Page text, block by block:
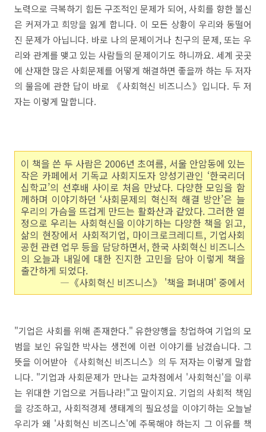
노력으로 극복하기 힘든 구조적인 문제가 되어, 사회를 향한 불신
은 커져가고 희망을 잃게 합니다. 이 모든 상황이 우리와 동떨어
진 문제가 아닙니다. 바로 나의 문제이거나 친구의 문제, 또는 우
리와 관계를 맺고 있는 사람들의 문제이기도 하니까요. 세계 곳곳
에 산재한 많은 사회문제를 어떻게 해결하면 좋을까 하는 두 저자
의 물음에 관한 답이 바로 《사회혁신 비즈니스》입니다. 두 저
자는 이렇게 말합니다.
이 책을 쓴 두 사람은 2006년 초여름, 서울 안암동에 있는
작은 카페에서 기독교 사회지도자 양성기관인 ‘한국리더
십학교’의 선후배 사이로 처음 만났다. 다양한 모임을 함
께하며 이야기하던 ‘사회문제의 혁신적 해결 방안’은 늘
우리의 가슴을 뜨겁게 만드는 활화산과 같았다. 그러한 열
정으로 우리는 사회혁신을 이야기하는 다양한 책을 읽고,
삶의 현장에서 사회적기업, 마이크로크레디트, 기업사회
공헌 관련 업무 등을 담당하면서, 한국 사회혁신 비즈니스
의 오늘과 내일에 대한 진지한 고민을 담아 이렇게 책을
출간하게 되었다.
―《사회혁신 비즈니스》 '책을 펴내며' 중에서
"기업은 사회를 위해 존재한다." 유한양행을 창업하여 기업의 모
범을 보인 유일한 박사는 생전에 이런 이야기를 남겼습니다. 그
뜻을 이어받아 《사회혁신 비즈니스》의 두 저자는 이렇게 말합
니다. "기업과 사회문제가 만나는 교차점에서 '사회혁신'을 이루
는 위대한 기업으로 거듭나라!"고 말이지요. 기업의 사회적 책임
을 강조하고, 사회적경제 생태계의 필요성을 이야기하는 오늘날
우리가 왜 '사회혁신 비즈니스'에 주목해야 하는지 그 이유를 책